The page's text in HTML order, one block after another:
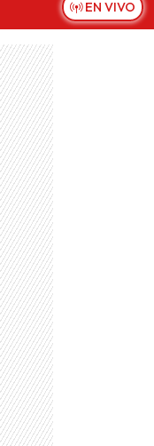
EN VIVO